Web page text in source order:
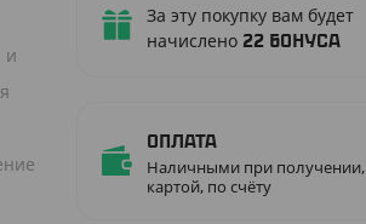
За эту покупку вам будет
начислено 22 бонуса
Оплата
Наличными при получении,
картой, по счёту
и